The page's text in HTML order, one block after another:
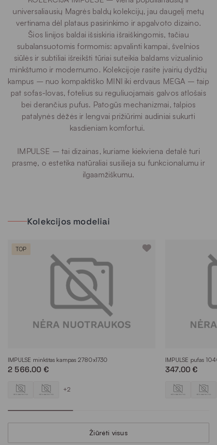
universaliausių Magrės baldų kolekcijų, jau daugelį metų
vertinama dėl plataus pasirinkimo ir apgalvoto dizaino.
Šios linijos baldai išsiskiria išraiškingomis, tačiau
subalansuotomis formomis: apvalinti kampai, švelnios
siūlės ir subtiliai išreikšti tūriai suteikia baldams vizualinio
minkštumo ir modernumo. Kolekcijoje rasite įvairių dydžių
kampus – nuo kompaktiško MINI iki erdvaus MEGA – taip
pat sofas-lovas, fotelius su reguliuojamais galvos atlošais
bei derančius pufus. Patogūs mechanizmai, talpios
patalynės dėžės ir lengvai prižiūrimi audiniai sukurti
kasdieniam komfortui.
IMPULSE – tai dizainas, kuriame kiekviena detalė turi
prasmę, o estetika natūraliai susilieja su funkcionalumu ir
ilgaamžiškumu.
Kolekcijos modeliai
TOP
IMPULSE minkštas kampas 2780x1730
2 566.00 €
+2
IMPULSE pufas
347.00 €
Žiūrėti visus